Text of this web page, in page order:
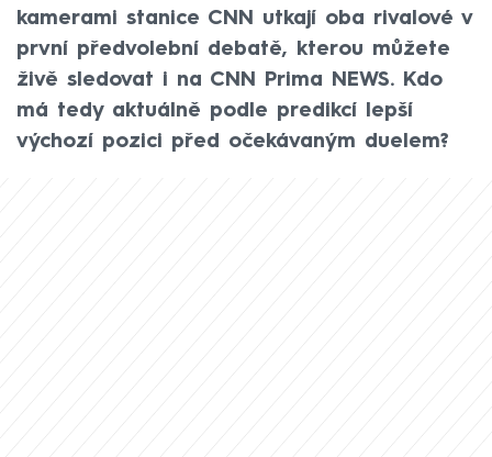
kamerami stanice CNN utkají oba rivalové v
první předvolební debatě, kterou můžete
živě sledovat i na CNN Prima NEWS. Kdo
má tedy aktuálně podle predikcí lepší
výchozí pozici před očekávaným duelem?